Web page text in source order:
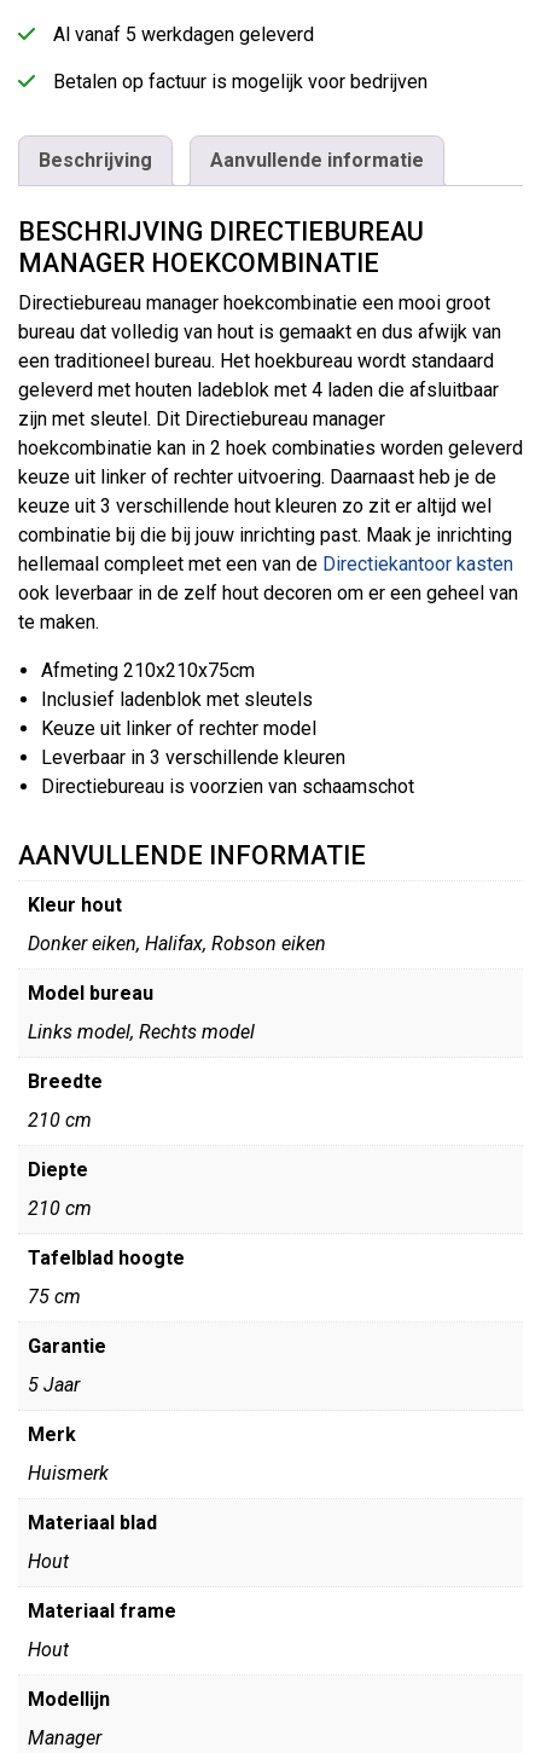
Al vanaf 5 werkdagen geleverd
Betalen op factuur is mogelijk voor bedrijven
Beschrijving Aanvullende informatie
BESCHRIJVING DIRECTIEBUREAU
MANAGER HOEKCOMBINATIE
Directiebureau manager hoekcombinatie een mooi groot
bureau dat volledig van hout is gemaakt en dus afwijk van
een traditioneel bureau. Het hoekbureau wordt standaard
geleverd met houten ladeblok met 4 laden die afsluitbaar
zijn met sleutel. Dit Directiebureau manager
hoekcombinatie kan in 2 hoek combinaties worden geleverd
keuze uit linker of rechter uitvoering. Daarnaast heb je de
keuze uit 3 verschillende hout kleuren zo zit er altijd wel
combinatie bij die bij jouw inrichting past. Maak je inrichting
hellemaal compleet met een van de Directiekantoor kasten
ook leverbaar in de zelf hout decoren om er een geheel van
te maken.
Afmeting 210x210x75cm
Inclusief ladenblok met sleutels
Keuze uit linker of rechter model
Leverbaar in 3 verschillende kleuren
Directiebureau is voorzien van schaamschot
AANVULLENDE INFORMATIE
Kleur hout
Donker eiken, Halifax, Robson eiken
Model bureau
Links model, Rechts model
Breedte
210 cm
Diepte
210 cm
Tafelblad hoogte
75 cm
Garantie
5 Jaar
Merk
Huismerk
Materiaal blad
Hout
Materiaal frame
Hout
Modellijn
Manager